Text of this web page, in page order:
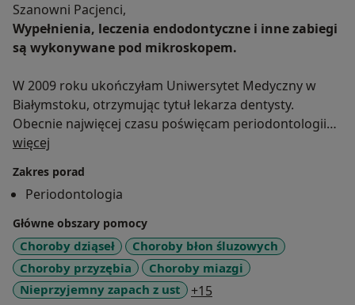
Szanowni Pacjenci,
Wypełnienia, leczenia endodontyczne i inne zabiegi
są wykonywane pod mikroskopem.
W 2009 roku ukończyłam Uniwersytet Medyczny w
Białymstoku, otrzymując tytuł lekarza dentysty.
Obecnie najwięcej czasu poświęcam periodontologii
gdyż jestem specjalistą w tej dziedzinie. Choroby
dotyczy coraz większej ilości pacjentów, Uczestniczę w
wielu kursach i szkoleniach praktycznych, na których
rozwijam swoje umiejętności. Zainteresowania
zawodowe kieruję głównie w stronę chirurgii
stomatologicznej, mikrochirurgii, periodontologii,
leczeniem pod mikroskopem oraz stomatologii
dziecięcej. Jestem członkiem PTP (Polskie Towarzystwo
więcej
Zakres porad
Periodontologia
Główne obszary pomocy
Choroby dziąseł
Choroby błon śluzowych
Choroby przyzębia
Choroby miazgi
Nieprzyjemny zapach z ust
+15